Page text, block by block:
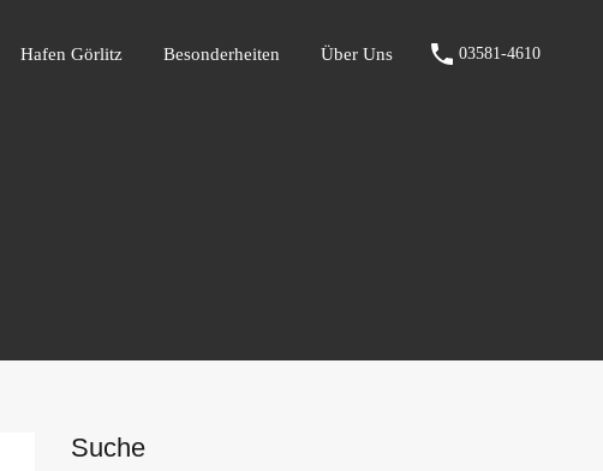
Hafen Görlitz Besonderheiten Über Uns 03581-4610
Hafen Görlitz Besonderheiten Über Uns 03581-4610
Suche